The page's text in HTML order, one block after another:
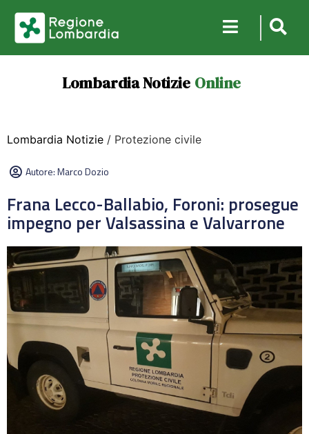
Lombardia Notizie Online
Lombardia Notizie / Protezione civile
Autore:Marco Dozio
Frana Lecco-Ballabio, Foroni: prosegue
impegno per Valsassina e Valvarrone